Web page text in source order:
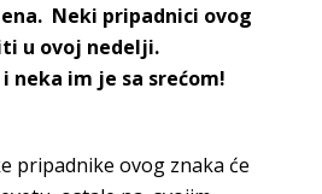
Neki pripadnici ovog
u ovoj nedelji.
neka im je sa srećom!
pripadnike ovog znaka će